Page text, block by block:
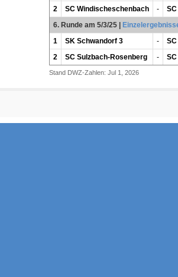
2
SC Windischeschenbach -
6. Runde am 5/3/25|
1
SK Schwandorf 3 -
2
SC Sulzbach-Rosenberg -
Stand DWZ-Zahlen: Jul 1, 2026